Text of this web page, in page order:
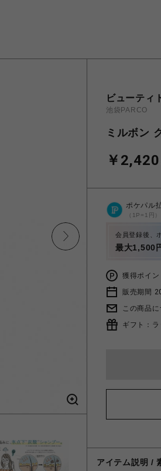
ビューティ
池袋PARCO
ミルボン
￥2,420
ポケパル
（1P=1円
会員登録後、
最大1,500
獲得ポイ
販売期間
この商品に
ギフト：
アイテム説明 /